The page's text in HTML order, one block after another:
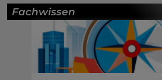
Fachwissen